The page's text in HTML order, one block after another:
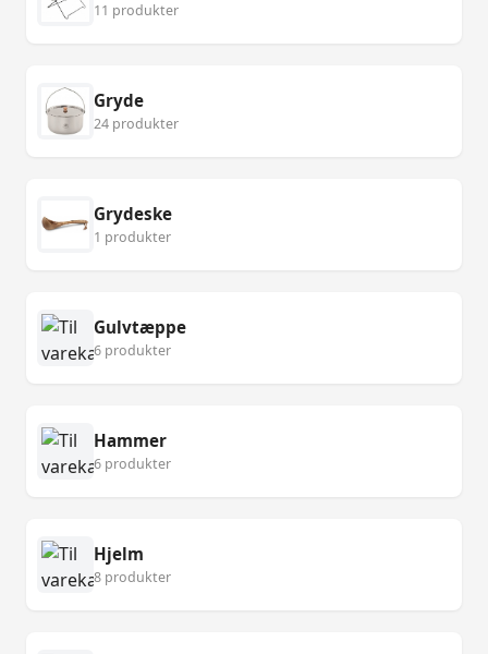
11 produkter
Gryde
24 produkter
Grydeske
1 produkter
Gulvtæppe
6 produkter
Hammer
6 produkter
Hjelm
8 produkter